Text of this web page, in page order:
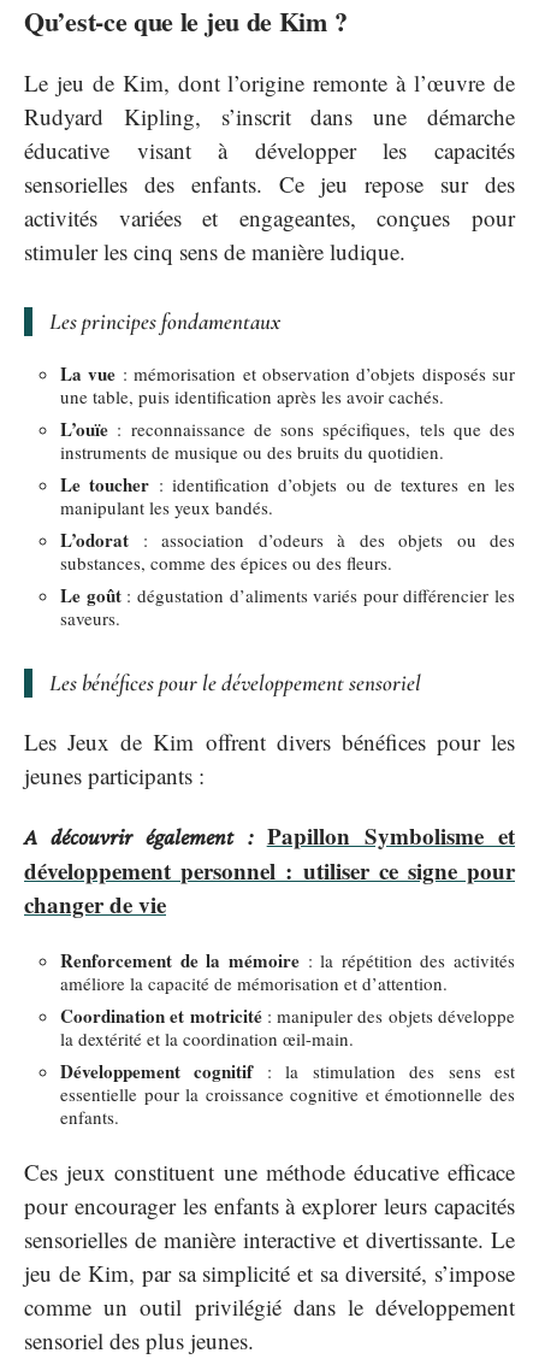
Qu’est-ce que le jeu de Kim ?
Le jeu de Kim, dont l’origine remonte à l’œuvre de
Rudyard Kipling, s’inscrit dans une démarche
éducative visant à développer les capacités
sensorielles des enfants. Ce jeu repose sur des
activités variées et engageantes, conçues pour
stimuler les cinq sens de manière ludique.
Les principes fondamentaux
La vue : mémorisation et observation d’objets disposés sur
une table, puis identification après les avoir cachés.
L’ouïe : reconnaissance de sons spécifiques, tels que des
instruments de musique ou des bruits du quotidien.
Le toucher : identification d’objets ou de textures en les
manipulant les yeux bandés.
L’odorat : association d’odeurs à des objets ou des
substances, comme des épices ou des fleurs.
Le goût: dégustation d’aliments variés pour différencier les
saveurs.
Les bénéfices pour le développement sensoriel
Les Jeux de Kim offrent divers bénéfices pour les
jeunes participants :
A découvrir également : Papillon Symbolisme et
développement personnel : utiliser ce signe pour
changer de vie
Renforcement de la mémoire: la répétition des activités
améliore la capacité de mémorisation et d’attention.
Coordination et motricité: manipuler des objets développe
la dextérité et la coordination œil-main.
Développement cognitif: la stimulation des sens est
essentielle pour la croissance cognitive et émotionnelle des
enfants.
Ces jeux constituent une méthode éducative efficace
pour encourager les enfants à explorer leurs capacités
sensorielles de manière interactive et divertissante. Le
jeu de Kim, par sa simplicité et sa diversité, s’impose
comme un outil privilégié dans le développement
sensoriel des plus jeunes.